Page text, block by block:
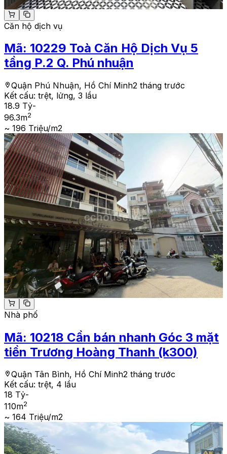
Căn hộ dịch vụ
Mã: 10229 Toà Căn Hộ Dịch Vụ 5
tầng P.2 Q. Phú nhuận
Quận Phú Nhuận, Hồ Chí Minh2 tháng trước
Kết cấu: trệt, lửng, 3 lầu
18.9 Tỷ-
96.3m2
~ 196 Triệu/m2
Nhà phố
Mã: 10218 Cần bán nhanh Góc 3 mặt
tiền Trương Hoàng Thanh (k300)
Quận Tân Bình, Hồ Chí Minh2 tháng trước
Kết cấu: trệt, 4 lầu
18 Tỷ-
110m2
~ 164 Triệu/m2